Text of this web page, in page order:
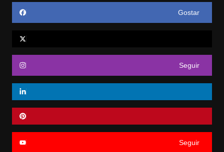
Gostar
Seguir
Seguir